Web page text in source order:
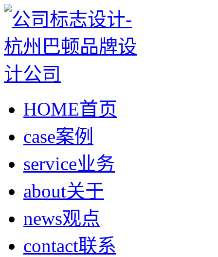
HOME首页
case案例
service业务
about关于
news观点
contact联系